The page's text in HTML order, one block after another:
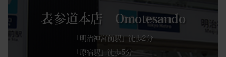
表参道本店 Omotesando
「明治神宮前駅」徒歩2分
「原宿駅」徒歩5分